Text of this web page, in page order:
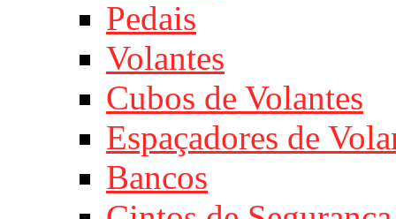
Pedais
Volantes
Cubos de Volantes
Espaçadores de
Bancos